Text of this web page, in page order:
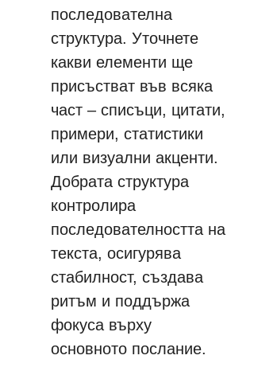
последователна
структура. Уточнете
какви елементи ще
присъстват във всяка
част – списъци, цитати,
примери, статистики
или визуални акценти.
Добрата структура
контролира
последователността на
текста, осигурява
стабилност, създава
ритъм и поддържа
фокуса върху
основното послание.